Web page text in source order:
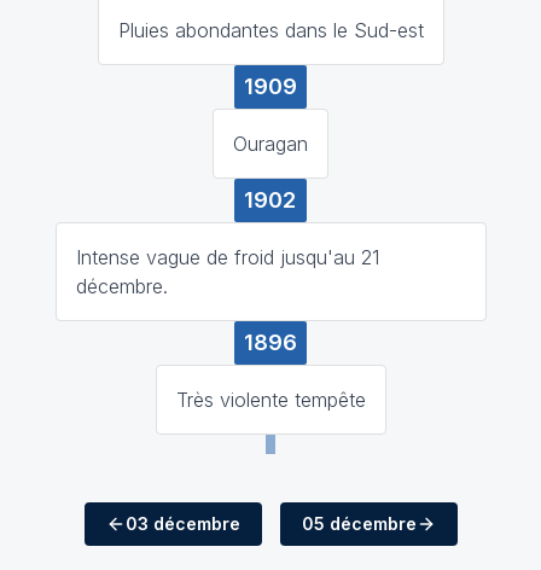
Pluies abondantes dans le Sud-est
1909
Ouragan
1902
Intense vague de froid jusqu'au 21
décembre.
1896
Très violente tempête
03 décembre 05 décembre